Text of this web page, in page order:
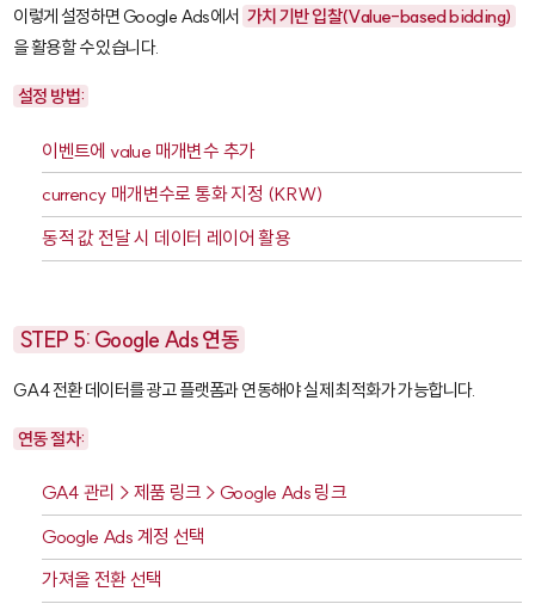
이렇게 설정하면 Google Ads에서 가치 기반 입찰(Value-based bidding)
을 활용할 수 있습니다.
설정 방법:
이벤트에 value 매개변수 추가
currency 매개변수로 통화 지정 (KRW)
동적 값 전달 시 데이터 레이어 활용
STEP 5: Google Ads 연동
GA4 전환 데이터를 광고 플랫폼과 연동해야 실제 최적화가 가능합니다.
연동 절차:
GA4 관리 > 제품 링크 > Google Ads 링크
Google Ads 계정 선택
가져올 전환 선택